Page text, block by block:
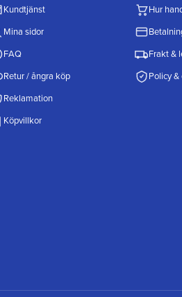
Kundtjänst
Mina sidor
FAQ
Retur / ångra köp
Reklamation
Köpvillkor
Hur
Frakt &
Policy